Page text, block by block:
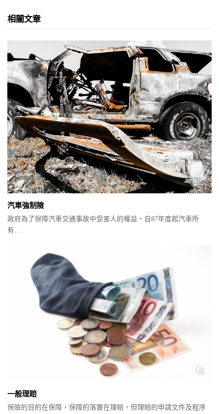
相關文章
汽車強制險
政府為了保障汽車交通事故中受害人的權益，自87年度起汽車所
有…
一般理賠
保險的目的在保障，保障的落實在理賠，但理賠的申請文件及程序